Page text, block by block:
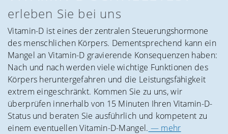
erleben Sie bei uns
Vitamin-D ist eines der zentralen Steuerungshormone
des menschlichen Körpers. Dementsprechend kann ein
Mangel an Vitamin-D gravierende Konsequenzen haben:
Nach und nach werden viele wichtige Funktionen des
Körpers heruntergefahren und die Leistungsfähigkeit
extrem eingeschränkt. Kommen Sie zu uns, wir
überprüfen innerhalb von 15 Minuten Ihren Vitamin-D-
Status und beraten Sie ausführlich und kompetent zu
einem eventuellen Vitamin-D-Mangel. — mehr